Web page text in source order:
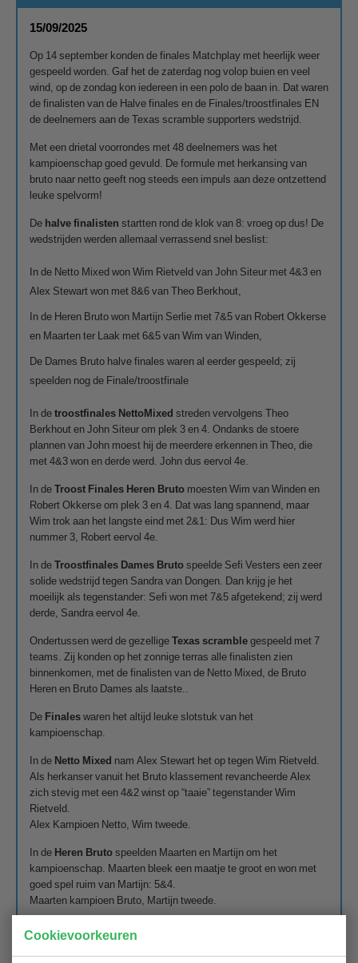
Cookievoorkeuren
15/09/2025
Op 14 september konden de finales Matchplay met heerlijk weer
gespeeld worden. Gaf het de zaterdag nog volop buien en veel
wind, op de zondag kon iedereen in een polo de baan in. Dat waren
de finalisten van de Halve finales en de Finales/troostfinales EN
de deelnemers aan de Texas scramble supporters wedstrijd.
Met een drietal voorrondes met 48 deelnemers was het
kampioenschap goed gevuld. De formule met herkansing van
bruto naar netto geeft nog steeds een impuls aan deze ontzettend
leuke spelvorm!
De halve finalisten startten rond de klok van 8: vroeg op dus! De
wedstrijden werden allemaal verrassend snel beslist:
In de Netto Mixed won Wim Rietveld van John Siteur met 4&3 en
Alex Stewart won met 8&6 van Theo Berkhout,
In de Heren Bruto won Martijn Serlie met 7&5 van Robert Okkerse
en Maarten ter Laak met 6&5 van Wim van Winden,
De Dames Bruto halve finales waren al eerder gespeeld; zij
speelden nog de Finale/troostfinale
In de troostfinales NettoMixed streden vervolgens Theo
Berkhout en John Siteur om plek 3 en 4. Ondanks de stoere
plannen van John moest hij de meerdere erkennen in Theo, die
met 4&3 won en derde werd. John dus eervol 4e.
In de Troost Finales Heren Bruto moesten Wim van Winden en
Robert Okkerse om plek 3 en 4. Dat was lang spannend, maar
Wim trok aan het langste eind met 2&1: Dus Wim werd hier
nummer 3, Robert eervol 4e.
In de Troostfinales Dames Bruto speelde Sefi Vesters een zeer
solide wedstrijd tegen Sandra van Dongen. Dan krijg je het
moeilijk als tegenstander: Sefi won met 7&5 afgetekend; zij werd
derde, Sandra eervol 4e.
Ondertussen werd de gezellige Texas scramble gespeeld met 7
teams. Zij konden op het zonnige terras alle finalisten zien
binnenkomen, met de finalisten van de Netto Mixed, de Bruto
Heren en Bruto Dames als laatste..
De Finales waren het altijd leuke slotstuk van het
kampioenschap.
In de Netto Mixed nam Alex Stewart het op tegen Wim Rietveld.
Als herkanser vanuit het Bruto klassement revancheerde Alex
zich stevig met een 4&2 winst op “taaie” tegenstander Wim
Rietveld.
Alex Kampioen Netto, Wim tweede.
In de Heren Bruto speelden Maarten en Martijn om het
kampioenschap. Maarten bleek een maatje te groot en won met
goed spel ruim van Martijn: 5&4.
Maarten kampioen Bruto, Martijn tweede.
In de Dames Bruto
groter dan 1 hole, telkens wisselend tussen beiden. Na hole 17